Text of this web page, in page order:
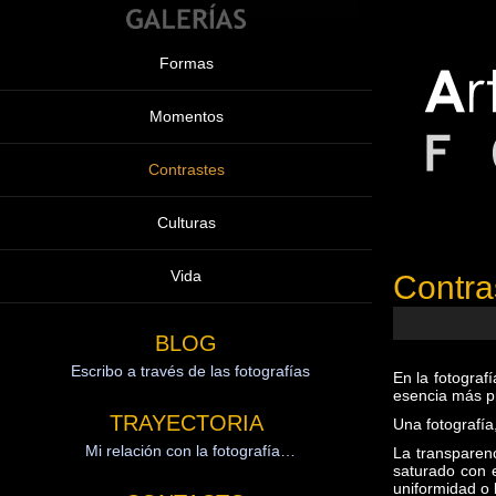
Formas
Momentos
Contrastes
Culturas
Vida
BLOG
Escribo a través de las fotografías
TRAYECTORIA
Mi relación con la fotografía…